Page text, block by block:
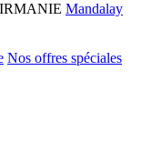
Mandalay
Nos offres spéciales